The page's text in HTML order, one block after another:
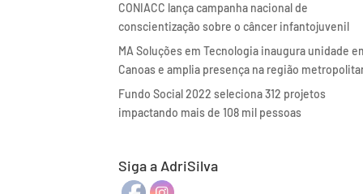
CONIACC lança campanha nacional de
conscientização sobre o câncer infantojuvenil
MA Soluções em Tecnologia inaugura unidade
Canoas e amplia presença na região
Fundo Social 2022 seleciona 312 projetos
impactando mais de 108 mil pessoas
Siga a AdriSilva